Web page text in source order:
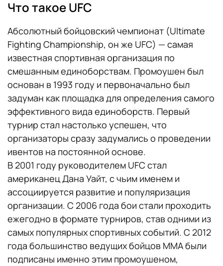
Что такое UFC
Абсолютный бойцовский чемпионат (Ultimate
Fighting Championship, он же UFC) — самая
известная спортивная организация по
смешанным единоборствам. Промоушен был
основан в 1993 году и первоначально был
задуман как площадка для определения самого
эффективного вида единоборств. Первый
турнир стал настолько успешен, что
организаторы сразу задумались о проведении
ивентов на постоянной основе.
В 2001 году руководителем UFC стал
американец Дана Уайт, с чьим именем и
ассоциируется развитие и популяризация
организации. С 2006 года бои стали проходить
ежегодно в формате турниров, став одними из
самых популярных спортивных событий. С 2012
года большинство ведущих бойцов ММА были
подписаны именно этим промоушеном,